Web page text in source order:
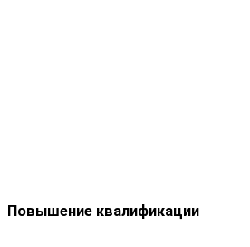
Повышение квалификации